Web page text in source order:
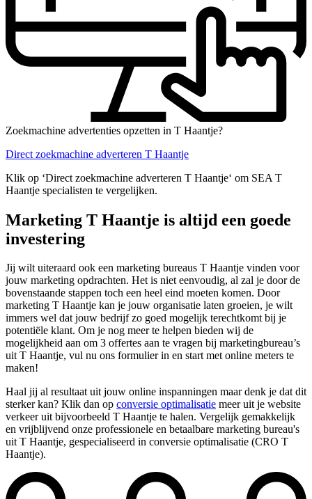
Zoekmachine advertenties opzetten in T Haantje?
Direct zoekmachine adverteren T Haantje
Klik op ‘Direct zoekmachine adverteren T Haantje‘ om SEA T
Haantje specialisten te vergelijken.
Marketing T Haantje is altijd een goede
investering
Jij wilt uiteraard ook een marketing bureaus T Haantje vinden voor
jouw marketing opdrachten. Het is niet eenvoudig, al zal je door de
bovenstaande stappen toch een heel eind moeten komen. Door
marketing T Haantje kan je jouw organisatie laten groeien, je wilt
immers wel dat jouw bedrijf zo goed mogelijk terechtkomt bij je
potentiële klant. Om je nog meer te helpen bieden wij de
mogelijkheid aan om 3 offertes aan te vragen bij marketingbureau’s
uit T Haantje, vul nu ons formulier in en start met online meters te
maken!
Haal jij al resultaat uit jouw online inspanningen maar denk je dat dit
sterker kan? Klik dan op conversie optimalisatie meer uit je website
verkeer uit bijvoorbeeld T Haantje te halen. Vergelijk gemakkelijk
en vrijblijvend onze professionele en betaalbare marketing bureau's
uit T Haantje, gespecialiseerd in conversie optimalisatie (CRO T
Haantje).